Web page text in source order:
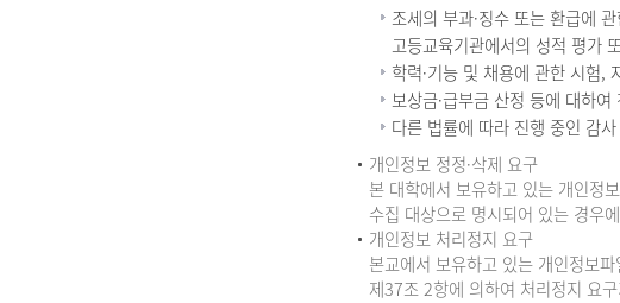
조세의 부과·징수 또는 환급에
고등교육기관에서의 성적 평가
학력·기능 및 채용에 관한 시험,
보상금·급부금 산정 등에 대하
다른 법률에 따라 진행 중인 감
개인정보 정정·삭제 요구
본 대학에서 보유하고 있는 개인정
수집 대상으로 명시되어 있는 경우
개인정보 처리정지 요구
본교에서 보유하고 있는 개인정보
제37조 2항에 의하여 처리정지 요